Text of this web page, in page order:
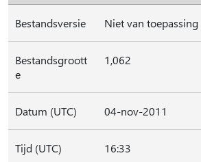
Bestandsversie Niet van toepassing
Bestandsgroott
e
1,062
Datum (UTC) 04-nov-2011
Tijd (UTC) 16:33